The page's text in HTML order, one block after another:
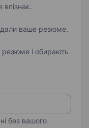
впізнає.
ваше резюме.
і обирають
без вашого